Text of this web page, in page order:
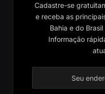
Cadastre-se
e receba as
Bahia e do
Informação